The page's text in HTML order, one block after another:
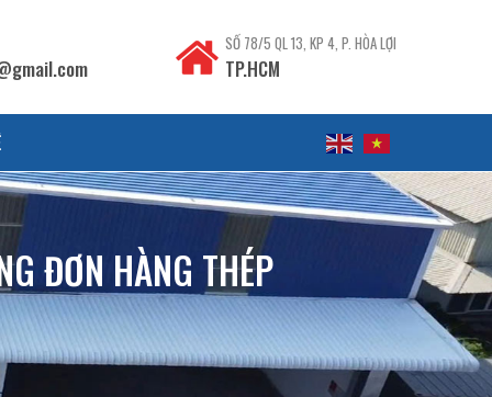
SỐ 78/5 QL 13, KP 4, P. HÒA LỢI
TP.HCM
ĐƠN HÀNG THÉP